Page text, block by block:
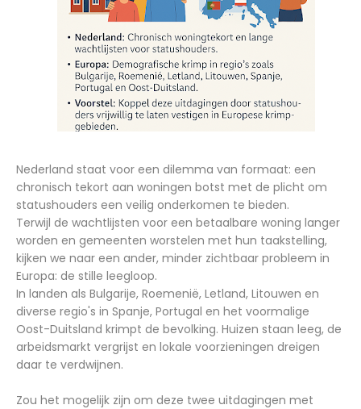
Nederland staat voor een dilemma van formaat: een
chronisch tekort aan woningen botst met de plicht om
statushouders een veilig onderkomen te bieden.
Terwijl de wachtlijsten voor een betaalbare woning langer
worden en gemeenten worstelen met hun taakstelling,
kijken we naar een ander, minder zichtbaar probleem in
Europa: de stille leegloop.
In landen als Bulgarije, Roemenië, Letland, Litouwen en
diverse regio's in Spanje, Portugal en het voormalige
Oost-Duitsland krimpt de bevolking. Huizen staan leeg, de
arbeidsmarkt vergrijst en lokale voorzieningen dreigen
daar te verdwijnen.
Zou het mogelijk zijn om deze twee uitdagingen met